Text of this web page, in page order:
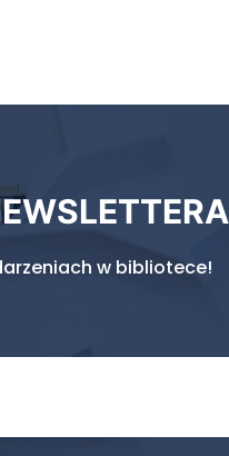
w bibliotece!